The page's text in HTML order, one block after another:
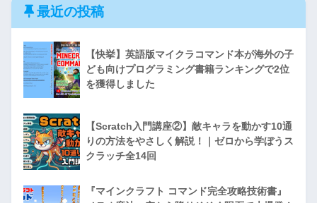
最近の投稿
【快挙】英語版マイクラコマンド本が海外の子
ども向けプログラミング書籍ランキングで2位
を獲得しました
【Scratch入門講座②】敵キャラを動かす10通
りの方法をやさしく解説！｜ゼロから学ぼうス
クラッチ全14回
『マインクラフト コマンド完全攻略技術書』